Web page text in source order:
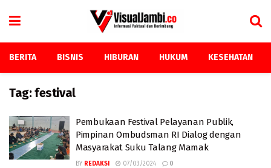
BERITA BISNIS HIBURAN HUKUM KESEHATAN
Tag:festival
Pembukaan Festival Pelayanan Publik,
Pimpinan Ombudsman RI Dialog dengan
Masyarakat Suku Talang Mamak
BY REDAKSI 07/03/2024 0